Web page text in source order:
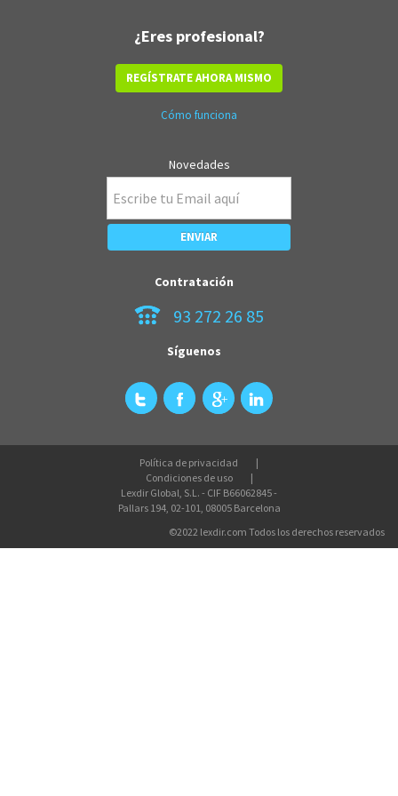
¿Eres profesional?
REGÍSTRATE AHORA MISMO
Cómo funciona
Novedades
Contratación
93 272 26 85
Síguenos
Política de privacidad
Condiciones de uso
Lexdir Global, S.L. - CIF B66062845 -
Pallars 194, 02-101, 08005 Barcelona
©2022 lexdir.com Todos los derechos reservados